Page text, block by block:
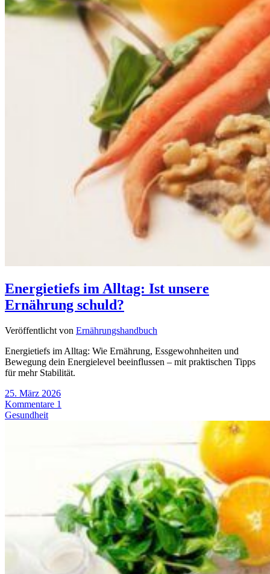
Energietiefs im Alltag: Ist unsere
Ernährung schuld?
Veröffentlicht von Ernährungshandbuch
Energietiefs im Alltag: Wie Ernährung, Essgewohnheiten und
Bewegung dein Energielevel beeinflussen – mit praktischen Tipps
für mehr Stabilität.
25. März 2026
Kommentare 1
Gesundheit